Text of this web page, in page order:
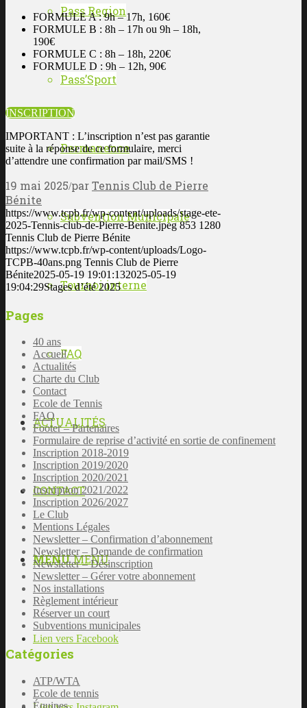
Pass Region
Pass’Sport
Permanence
Subvention Municipale
Tournoi interne
FAQ
ACTUALITÉS
CONTACT
MENUMENU
Lien vers Facebook
FORMULE A : 9h – 17h, 160€
FORMULE B : 8h – 17h ou 9h – 18h,
190€
FORMULE C : 8h – 18h, 220€
FORMULE D : 9h – 12h, 90€
INSCRIPTION
IMPORTANT : L’inscription n’est pas garantie
suite à la réponse de ce formulaire, merci
d’attendre une confirmation par mail/SMS !
19 mai 2025/parTennis Club de Pierre
Bénite
https://www.tcpb.fr/wp-content/uploads/stage-ete-
2025-Tennis-club-de-Pierre-Benite.jpeg 853 1280
Tennis Club de Pierre Bénite
https://www.tcpb.fr/wp-content/uploads/Logo-
TCPB-40ans.png Tennis Club de Pierre
Bénite2025-05-19 19:01:132025-05-19
19:04:29Stages d’été 2025
Pages
40 ans
Accueil
Actualités
Charte du Club
Contact
Ecole de Tennis
FAQ
Footer – Partenaires
Formulaire de reprise d’activité en sortie de confinement
Inscription 2018-2019
Inscription 2019/2020
Inscription 2020/2021
Inscription 2021/2022
Inscription 2026/2027
Le Club
Mentions Légales
Newsletter – Confirmation d’abonnement
Newsletter – Demande de confirmation
Newsletter – Désinscription
Newsletter – Gérer votre abonnement
Nos installations
Règlement intérieur
Réserver un court
Subventions municipales
Catégories
ATP/WTA
Ecole de tennis
Équipes